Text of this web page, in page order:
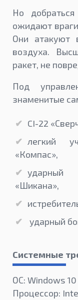
Но
ожидают
Они атакуют
воздуха.
ракет, не
Под
знаменитые
CI-22
легкий
«Компас»,
ударный
«Шикана»,
ударный
Системные
ОС: Windows
Процессор: